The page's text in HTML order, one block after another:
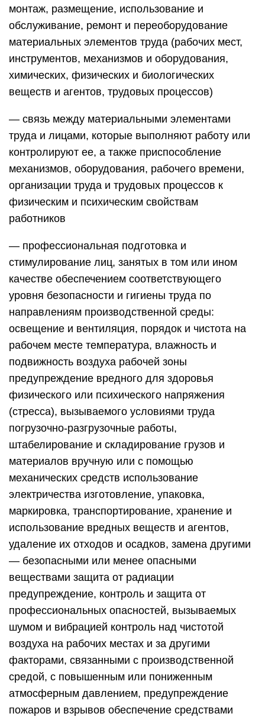
монтаж, размещение, использование и
обслуживание, ремонт и переоборудование
материальных элементов труда (рабочих мест,
инструментов, механизмов и оборудования,
химических, физических и биологических
веществ и агентов, трудовых процессов)
— связь между материальными элементами
труда и лицами, которые выполняют работу или
контролируют ее, а также приспособление
механизмов, оборудования, рабочего времени,
организации труда и трудовых процессов к
физическим и психическим свойствам
работников
— профессиональная подготовка и
стимулирование лиц, занятых в том или ином
качестве обеспечением соответствующего
уровня безопасности и гигиены труда по
направлениям производственной среды:
освещение и вентиляция, порядок и чистота на
рабочем месте температура, влажность и
подвижность воздуха рабочей зоны
предупреждение вредного для здоровья
физического или психического напряжения
(стресса), вызываемого условиями труда
погрузочно-разгрузочные работы,
штабелирование и складирование грузов и
материалов вручную или с помощью
механических средств использование
электричества изготовление, упаковка,
маркировка, транспортирование, хранение и
использование вредных веществ и агентов,
удаление их отходов и осадков, замена другими
— безопасными или менее опасными
веществами защита от радиации
предупреждение, контроль и защита от
профессиональных опасностей, вызываемых
шумом и вибрацией контроль над чистотой
воздуха на рабочих местах и за другими
факторами, связанными с производственной
средой, с повышенным или пониженным
атмосферным давлением, предупреждение
пожаров и взрывов обеспечение средствами